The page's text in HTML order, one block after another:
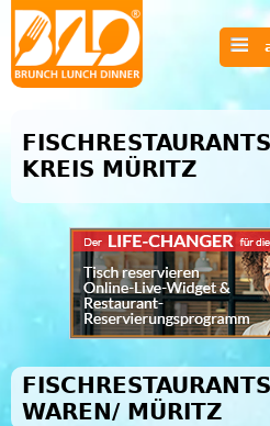
KREIS MÜRITZ
WAREN/ MÜRITZ